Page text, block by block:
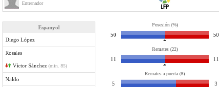
Entrenador
Espanyol
Diego López
Rosales
Víctor Sánchez (min. 85)
Naldo
Posesión (%)
50 50
Remates (22)
11 11
Remates a puerta (8)
5 3